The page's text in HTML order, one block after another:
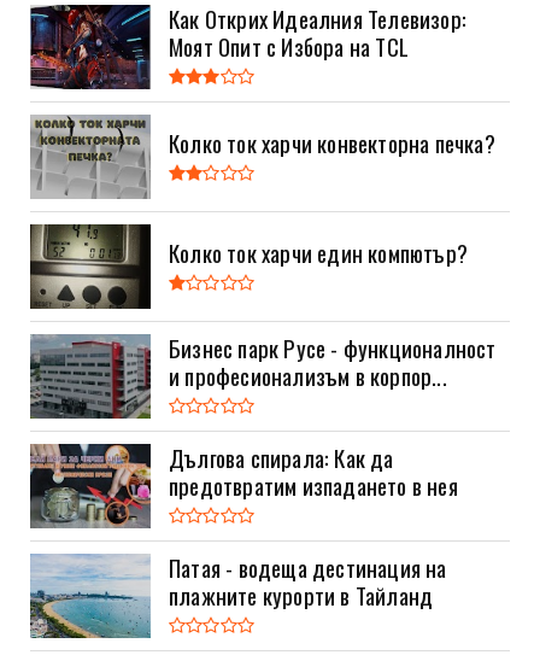
Как Открих Идеалния Телевизор:
Моят Опит с Избора на TCL
Колко ток харчи конвекторна печка?
Колко ток харчи един компютър?
Бизнес парк Русе - функционалност
и професионализъм в корпор...
Дългова спирала: Как да
предотвратим изпадането в нея
Патая - водеща дестинация на
плажните курорти в Тайланд